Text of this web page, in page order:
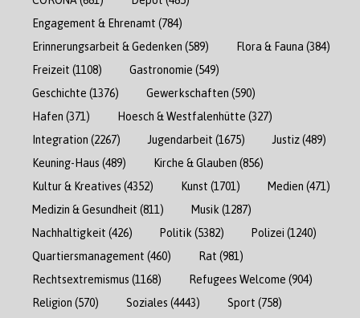
Engagement & Ehrenamt (784)
Erinnerungsarbeit & Gedenken (589) Flora & Fauna (384)
Freizeit (1108) Gastronomie (549)
Geschichte (1376) Gewerkschaften (590)
Hafen (371) Hoesch & Westfalenhütte (327)
Integration (2267) Jugendarbeit (1675) Justiz(489)
Keuning-Haus (489) Kirche & Glauben (856)
Kultur & Kreatives (4352) Kunst (1701) Medien (471)
Medizin & Gesundheit (811) Musik (1287)
Nachhaltigkeit (426) Politik (5382) Polizei (1240)
Quartiersmanagement (460) Rat (981)
Rechtsextremismus (1168) Refugees Welcome (904)
Religion (570) Soziales (4443) Sport (758)